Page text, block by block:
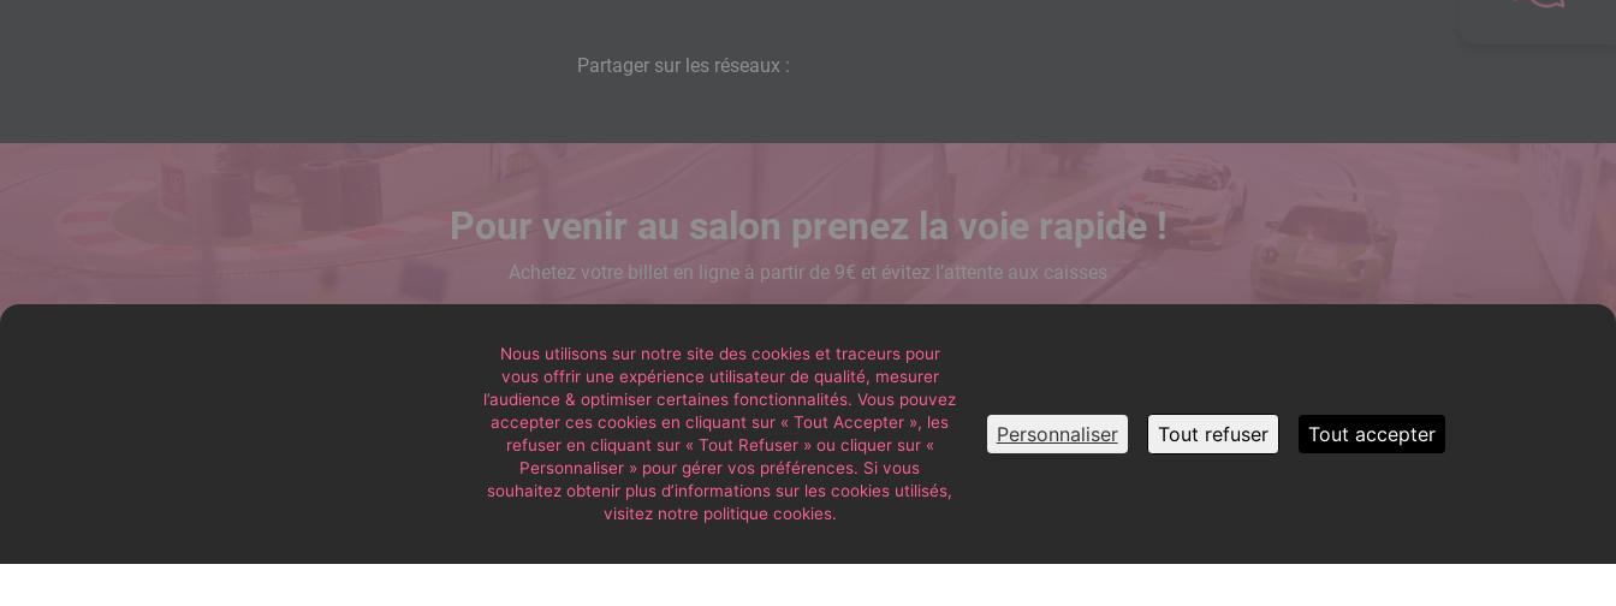
Partager sur les réseaux :
Pour venir au salon prenez la voie rapide !
Achetez votre billet en ligne à partir de 9€ et évitez l’attente aux caisses
Nous utilisons sur notre site des cookies et traceurs pour
vous offrir une expérience utilisateur de qualité, mesurer
l’audience & optimiser certaines fonctionnalités. Vous pouvez
accepter ces cookies en cliquant sur « Tout Accepter », les
refuser en cliquant sur « Tout Refuser » ou cliquer sur «
Personnaliser » pour gérer vos préférences. Si vous
souhaitez obtenir plus d’informations sur les cookies utilisés,
visitez notre politique cookies.
Tout accepter
Tout refuser
Personnaliser